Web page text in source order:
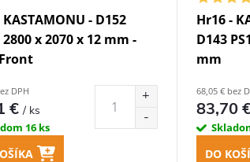
- D152
2800 x 2070 x 12 mm -
DPH
€/ ks
16 ks
Hr16 -
D143
mm
68,05 € bez
83,70
DO